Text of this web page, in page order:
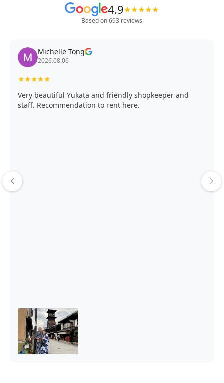
4.9★★★★★
Based on 693 reviews
Michelle Tong
2026.08.06
★★★★★
Very beautiful Yukata and friendly shopkeeper and
staff. Recommendation to rent here.